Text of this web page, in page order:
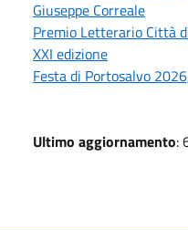
Giuseppe Correale
Premio Letterario Città
XXI edizione
Festa di Portosalvo
Ultimo aggiornamento: